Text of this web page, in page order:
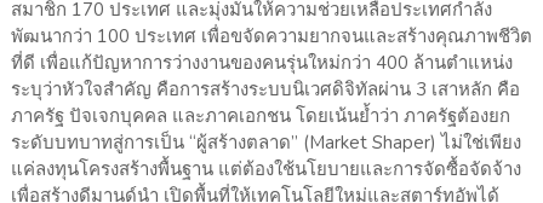
สมาชิก 170 ประเทศ และมุ่งมั่นให้ความช่วยเหลือประเทศกำลัง
พัฒนากว่า 100 ประเทศ เพื่อขจัดความยากจนและสร้างคุณภาพชีวิต
ที่ดี เพื่อแก้ปัญหาการว่างงานของคนรุ่นใหม่กว่า 400 ล้านตำแหน่ง
ระบุว่าหัวใจสำคัญ คือการสร้างระบบนิเวศดิจิทัลผ่าน 3 เสาหลัก คือ
ภาครัฐ ปัจเจกบุคคล และภาคเอกชน โดยเน้นย้ำว่า ภาครัฐต้องยก
ระดับบทบาทสู่การเป็น “ผู้สร้างตลาด” (Market Shaper) ไม่ใช่เพียง
แค่ลงทุนโครงสร้างพื้นฐาน แต่ต้องใช้นโยบายและการจัดซื้อจัดจ้าง
เพื่อสร้างดีมานด์นำ เปิดพื้นที่ให้เทคโนโลยีใหม่และสตาร์ทอัพได้